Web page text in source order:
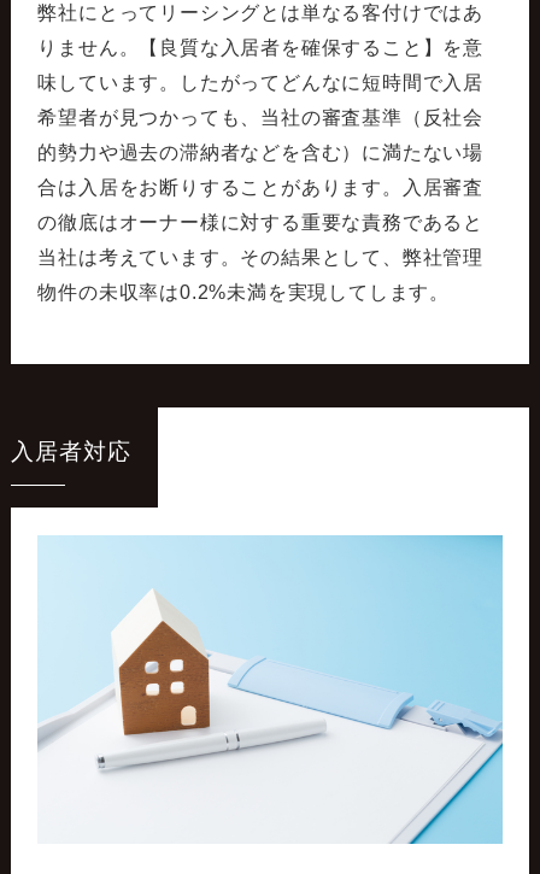
弊社にとってリーシングとは単なる客付けではあ
りません。【良質な入居者を確保すること】を意
味しています。したがってどんなに短時間で入居
希望者が見つかっても、当社の審査基準（反社会
的勢力や過去の滞納者などを含む）に満たない場
合は入居をお断りすることがあります。入居審査
の徹底はオーナー様に対する重要な責務であると
当社は考えています。その結果として、弊社管理
物件の未収率は0.2%未満を実現してします。
入居者対応